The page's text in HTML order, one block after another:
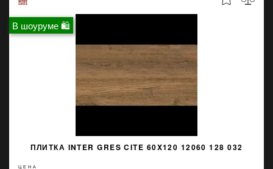
В шоуруме 🛍
ПЛИТКА INTER GRES CITE 60X120 12060 128 032
ЦЕНА